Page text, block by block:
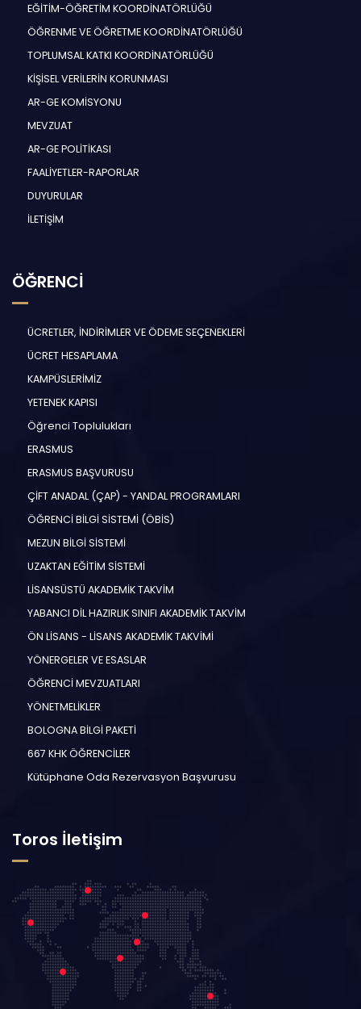
EĞİTİM-ÖĞRETİM KOORDİNATÖRLÜĞÜ
ÖĞRENME VE ÖĞRETME KOORDİNATÖRLÜĞÜ
TOPLUMSAL KATKI KOORDİNATÖRLÜĞÜ
KİŞİSEL VERİLERİN KORUNMASI
AR-GE KOMİSYONU
MEVZUAT
AR-GE POLİTİKASI
FAALİYETLER-RAPORLAR
DUYURULAR
İLETİŞİM
ÖĞRENCİ
ÜCRETLER, İNDİRİMLER VE ÖDEME SEÇENEKLERİ
ÜCRET HESAPLAMA
KAMPÜSLERİMİZ
YETENEK KAPISI
Öğrenci Toplulukları
ERASMUS
ERASMUS BAŞVURUSU
ÇİFT ANADAL (ÇAP) - YANDAL PROGRAMLARI
ÖĞRENCİ BİLGİ SİSTEMİ (ÖBİS)
MEZUN BİLGİ SİSTEMİ
UZAKTAN EĞİTİM SİSTEMİ
LİSANSÜSTÜ AKADEMİK TAKVİM
YABANCI DİL HAZIRLIK SINIFI AKADEMİK TAKVİM
ÖN LİSANS - LİSANS AKADEMİK TAKVİMİ
YÖNERGELER VE ESASLAR
ÖĞRENCİ MEVZUATLARI
YÖNETMELİKLER
BOLOGNA BİLGİ PAKETİ
667 KHK ÖĞRENCİLER
Kütüphane Oda Rezervasyon Başvurusu
Toros İletişim